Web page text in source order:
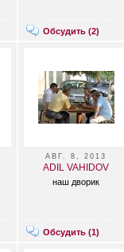
Обсудить (2)
АВГ. 8, 2013
ADIL VAHIDOV
наш дворик
Обсудить (1)